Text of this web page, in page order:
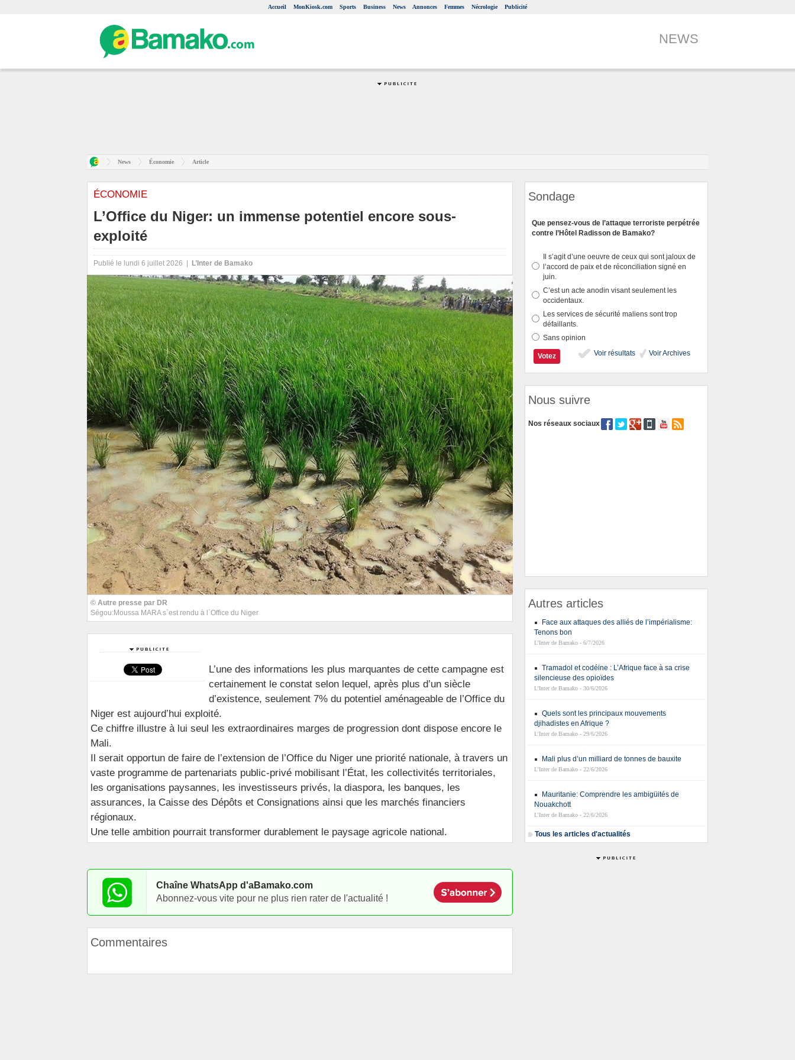
Accueil MonKiosk.com Sports Business News Annonces Femmes Nécrologie Publicité
NEWS
News Économie Article
ÉCONOMIE
L’Office du Niger: un immense potentiel encore sous-
exploité
Publié le lundi 6 juillet 2026 | L’Inter de Bamako
© Autre presse par DR
Ségou:Moussa MARA s`est rendu à l`Office du Niger
L’une des informations les plus marquantes de cette campagne est
certainement le constat selon lequel, après plus d’un siècle
d’existence, seulement 7% du potentiel aménageable de l’Office du
Niger est aujourd’hui exploité.
Ce chiffre illustre à lui seul les extraordinaires marges de progression dont dispose encore le
Mali.
Il serait opportun de faire de l’extension de l’Office du Niger une priorité nationale, à travers un
vaste programme de partenariats public-privé mobilisant l’État, les collectivités territoriales,
les organisations paysannes, les investisseurs privés, la diaspora, les banques, les
assurances, la Caisse des Dépôts et Consignations ainsi que les marchés financiers
régionaux.
Une telle ambition pourrait transformer durablement le paysage agricole national.
Chaîne WhatsApp d'aBamako.com
Abonnez-vous vite pour ne plus rien rater de l'actualité !
Commentaires
Sondage
Que pensez-vous de l’attaque terroriste perpétrée
contre l’Hôtel Radisson de Bamako?
Il s’agit d’une oeuvre de ceux qui sont jaloux de
l’accord de paix et de réconciliation signé en
juin.
C’est un acte anodin visant seulement les
occidentaux.
Les services de sécurité maliens sont trop
défaillants.
Sans opinion
Voir résultats
Voir Archives
Nous suivre
Nos réseaux sociaux
Autres articles
Face aux attaques des alliés de l’impérialisme:
Tenons bon
L’Inter de Bamako - 6/7/2026
Tramadol et codéine : L’Afrique face à sa crise
silencieuse des opioïdes
L’Inter de Bamako - 30/6/2026
Quels sont les principaux mouvements
djihadistes en Afrique ?
L’Inter de Bamako - 29/6/2026
Mali plus d’un milliard de tonnes de bauxite
L’Inter de Bamako - 22/6/2026
Mauritanie: Comprendre les ambigüités de
Nouakchott
L’Inter de Bamako - 22/6/2026
Tous les articles d'actualités